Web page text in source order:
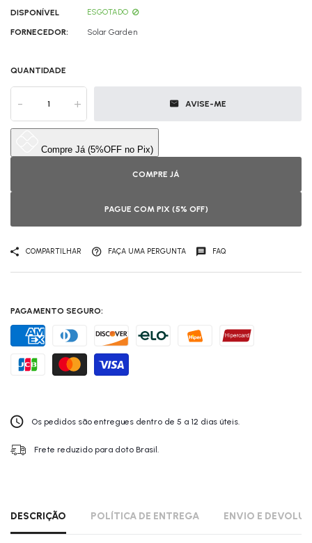
DISPONÍVEL ESGOTADO
FORNECEDOR: Solar Garden
QUANTIDADE
- + AVISE-ME
COMPRE JÁ
PAGUE COM PIX (5% OFF)
COMPARTILHAR FAÇA UMA PERGUNTA FAQ
PAGAMENTO SEGURO:
Os pedidos são entregues dentro de 5 a 12 dias úteis.
Frete reduzido para doto Brasil.
DESCRIÇÃO POLÍTICA DE ENTREGA ENVIO E